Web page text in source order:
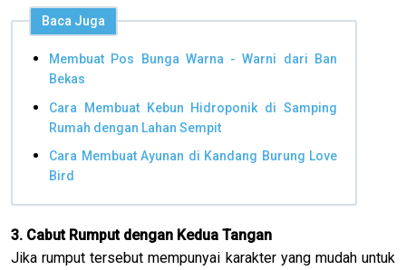
Baca Juga
Membuat Pos Bunga Warna - Warni dari Ban
Bekas
Cara Membuat Kebun Hidroponik di Samping
Rumah dengan Lahan Sempit
Cara Membuat Ayunan di Kandang Burung Love
Bird
3. Cabut Rumput dengan Kedua Tangan
Jika rumput tersebut mempunyai karakter yang mudah untuk